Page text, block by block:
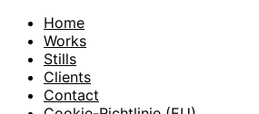
Home
Works
Stills
Clients
Contact